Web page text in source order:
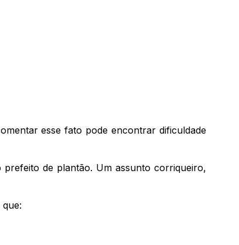
esse fato pode encontrar dificuldade
de plantão. Um assunto corriqueiro,